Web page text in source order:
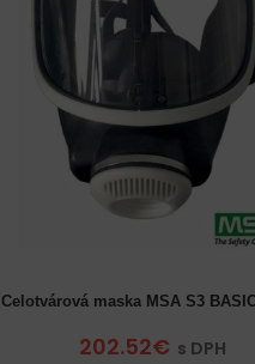
Celotvárová maska MSA S3
202.52€ s DPH